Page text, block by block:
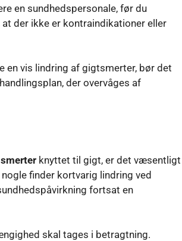
en sundhedspersonale, før du
der ikke er kontraindikationer eller
en vis lindring af gigtsmerter, bør det
der overvåges af
knyttet til gigt, er det væsentligt
nogle finder kortvarig lindring ved
fortsat en
skal tages i betragtning.